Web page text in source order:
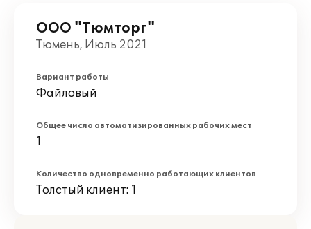
ООО "Тюмторг"
Тюмень, Июль 2021
Вариант работы
Файловый
Общее число автоматизированных рабочих мест
1
Количество одновременно работающих клиентов
Толстый клиент: 1